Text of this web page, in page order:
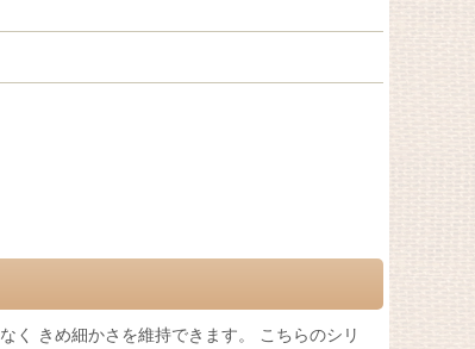
く きめ細かさを維持できます。 こちらのシリ